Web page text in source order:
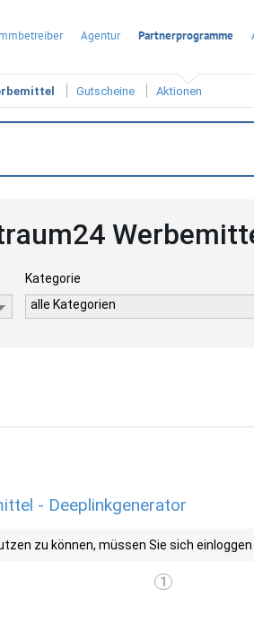
Agentur Partnerprogramme
Gutscheine Aktionen
Kategorie
alle Kategorien
- Deeplinkgenerator
zu können, müssen Sie sich
1